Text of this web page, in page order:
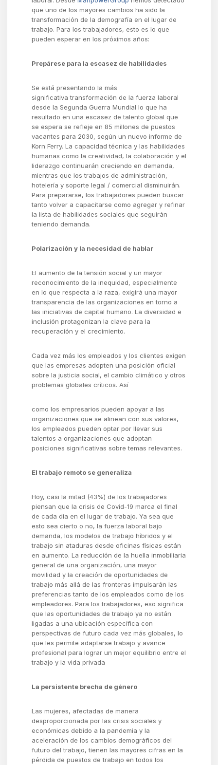
que uno de los mayores cambios ha sido la
transformación de la demografía en el lugar de
trabajo. Para los trabajadores, esto es lo que
pueden esperar en los próximos años:
Prepárese para la escasez de habilidades
Se está presentando la más
significativatransformación de la fuerza laboral
desde la Segunda Guerra Mundial lo que ha
resultado en una escasez de talento global que
se espera se refleje en 85 millones de puestos
vacantes para 2030, según un nuevo informe de
Korn Ferry. La capacidad técnica y las habilidades
humanas como la creatividad, la colaboración y el
liderazgo continuarán creciendo en demanda,
mientras que los trabajos de administración,
hotelería y soporte legal / comercial disminuirán.
Para prepararse, los trabajadores pueden buscar
tanto volver a capacitarse como agregar y refinar
la lista de habilidades sociales que seguirán
teniendo demanda.
Polarización y la necesidad de hablar
El aumento de la tensión social y un mayor
reconocimiento de la inequidad, especialmente
en lo que respecta a la raza, exigirá una mayor
transparencia de las organizaciones en torno a
las iniciativas de capital humano. La diversidad e
inclusión protagonizan la clave para la
recuperación y el crecimiento.
Cada vez más los empleados y los clientes exigen
que las empresas adopten una posición oficial
sobre la justicia social, el cambio climático y otros
problemas globales críticos. Así
como los empresarios pueden apoyar a las
organizaciones que se alinean con sus valores,
los empleados pueden optar por llevar sus
talentos a organizaciones que adoptan
posiciones significativas sobre temas relevantes.
El trabajo remoto se generaliza
Hoy, casi la mitad (43%) de los trabajadores
piensan que la crisis de Covid-19 marca el final
de cada día en el lugar de trabajo. Ya sea que
esto sea cierto o no, la fuerza laboral bajo
demanda, los modelos de trabajo híbridos y el
trabajo sin ataduras desde oficinas físicas están
en aumento. La reducción de la huella inmobiliaria
general de una organización, una mayor
movilidad y la creación de oportunidades de
trabajo más allá de las fronteras impulsarán las
preferencias tanto de los empleados como de los
empleadores. Para los trabajadores, eso significa
que las oportunidades de trabajo ya no están
ligadas a una ubicación específica con
perspectivas de futuro cada vez más globales, lo
que les permite adaptarse trabajo y avance
profesional para lograr un mejor equilibrio entre el
trabajo y la vida privada
La persistente brecha de género
L as mujeres, afectadas de manera
desproporcionada por las crisis sociales y
económicas debido a la pandemia y la
aceleración de los cambios demográficos del
futuro del trabajo, tienen las mayores cifras en la
pérdida de puestos de trabajo en todos los